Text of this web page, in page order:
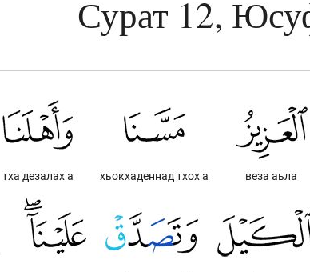
Сурат 12,
веза аьла
хьокхаденнад тхох а
тха дезалах а